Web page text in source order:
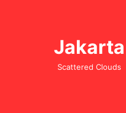
Jakarta
Scattered Clouds